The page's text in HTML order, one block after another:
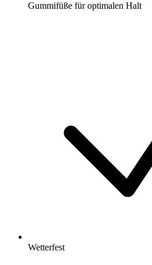
Gummifüße für optimalen Halt
Wetterfest